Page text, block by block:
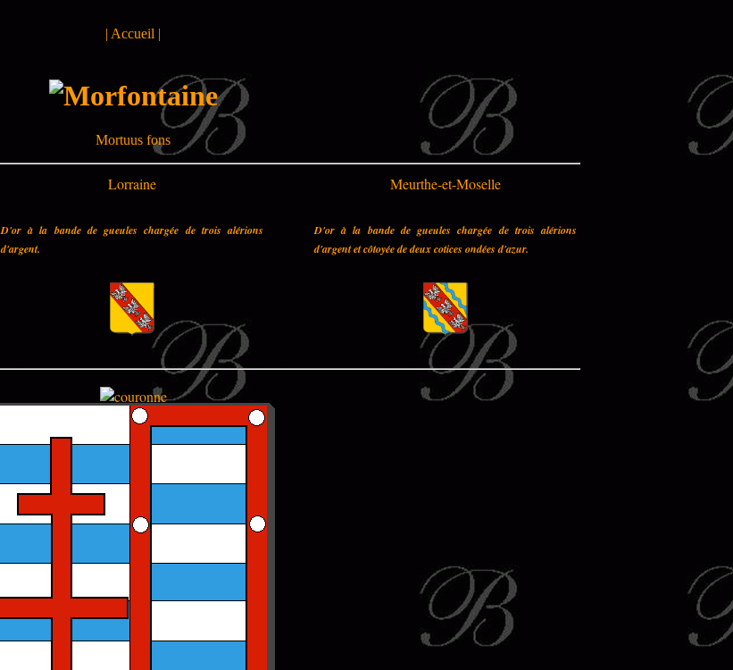
| Accueil |
Mortuus fons
Lorraine Meurthe-et-Moselle
D'or à la bande de gueules chargée de trois alérions
d'argent.
D'or à la bande de gueules chargée de trois alérions
d'argent et côtoyée de deux cotices ondées d'azur.